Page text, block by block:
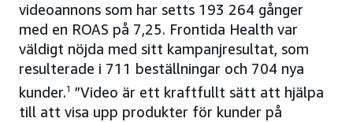
videoannons som har setts 193 264 gånger
med en ROAS på 7,25. Frontida Health var
väldigt nöjda med sitt kampanjresultat, som
resulterade i 711 beställningar och 704 nya
kunder.1 ”Video är ett kraftfullt sätt att hjälpa
till att visa upp produkter för kunder på